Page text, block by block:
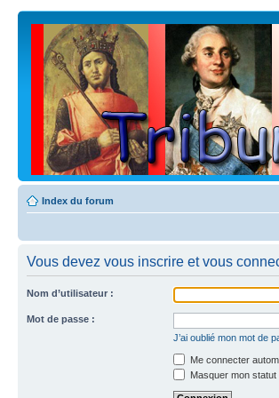
Index du forum
Vous devez vous inscrire et vous
Nom d’utilisateur :
Mot de passe :
J’ai oublié mon mot de
Me connecter
Masquer mon